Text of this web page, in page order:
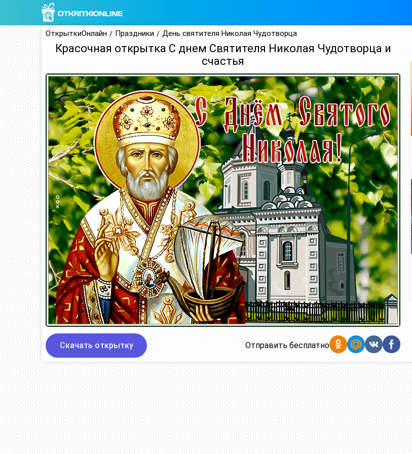
ОткрыткиОнлайн Праздники День святителя Николая Чудотворца
Красочная открытка С днем Святителя Николая Чудотворца и
счастья
Скачать открытку Отправить бесплатно